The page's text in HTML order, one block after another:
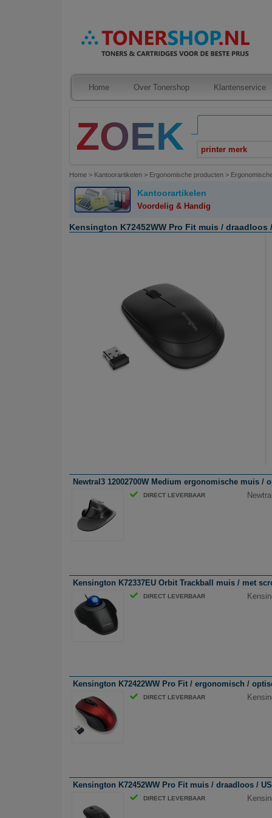
Home Over Tonershop Klantenservice
printer merk
Home > Kantoorartikelen > Ergonomische producten >
Kantoorartikelen
Voordelig & Handig
Kensington K72452WW Pro Fit muis / draadloos
Newtral3 12002700W Medium ergonomische muis
DIRECT LEVERBAAR
Kensington K72337EU Orbit Trackball muis / met
DIRECT LEVERBAAR
Kensington K72422WW Pro Fit / ergonomisch /
DIRECT LEVERBAAR
Kensington K72452WW Pro Fit muis / draadloos /
DIRECT LEVERBAAR